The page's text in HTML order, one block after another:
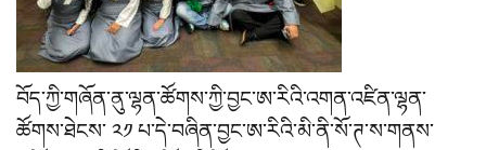
བོད་ཀྱི་གཞོན་ནུ་ལྷན་ཚོགས་ཀྱི་བྱང་ཨ་རིའི་འགན་འཛིན་ལྷན་
ཚོགས་ཐེངས་ ༢༡ པ་དེ་བཞིན་བྱང་ཨ་རིའི་མི་ནི་སོ་ཊ་ས་གནས་